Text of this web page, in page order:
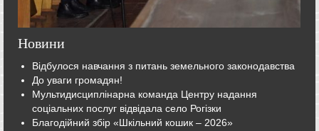
Новини
Відбулося навчання з питань земельного законодавства
До уваги громадян!
Мультидисциплінарна команда Центру надання
соціальних послуг відвідала село Рогізки
Благодійний збір «Шкільний кошик – 2026»